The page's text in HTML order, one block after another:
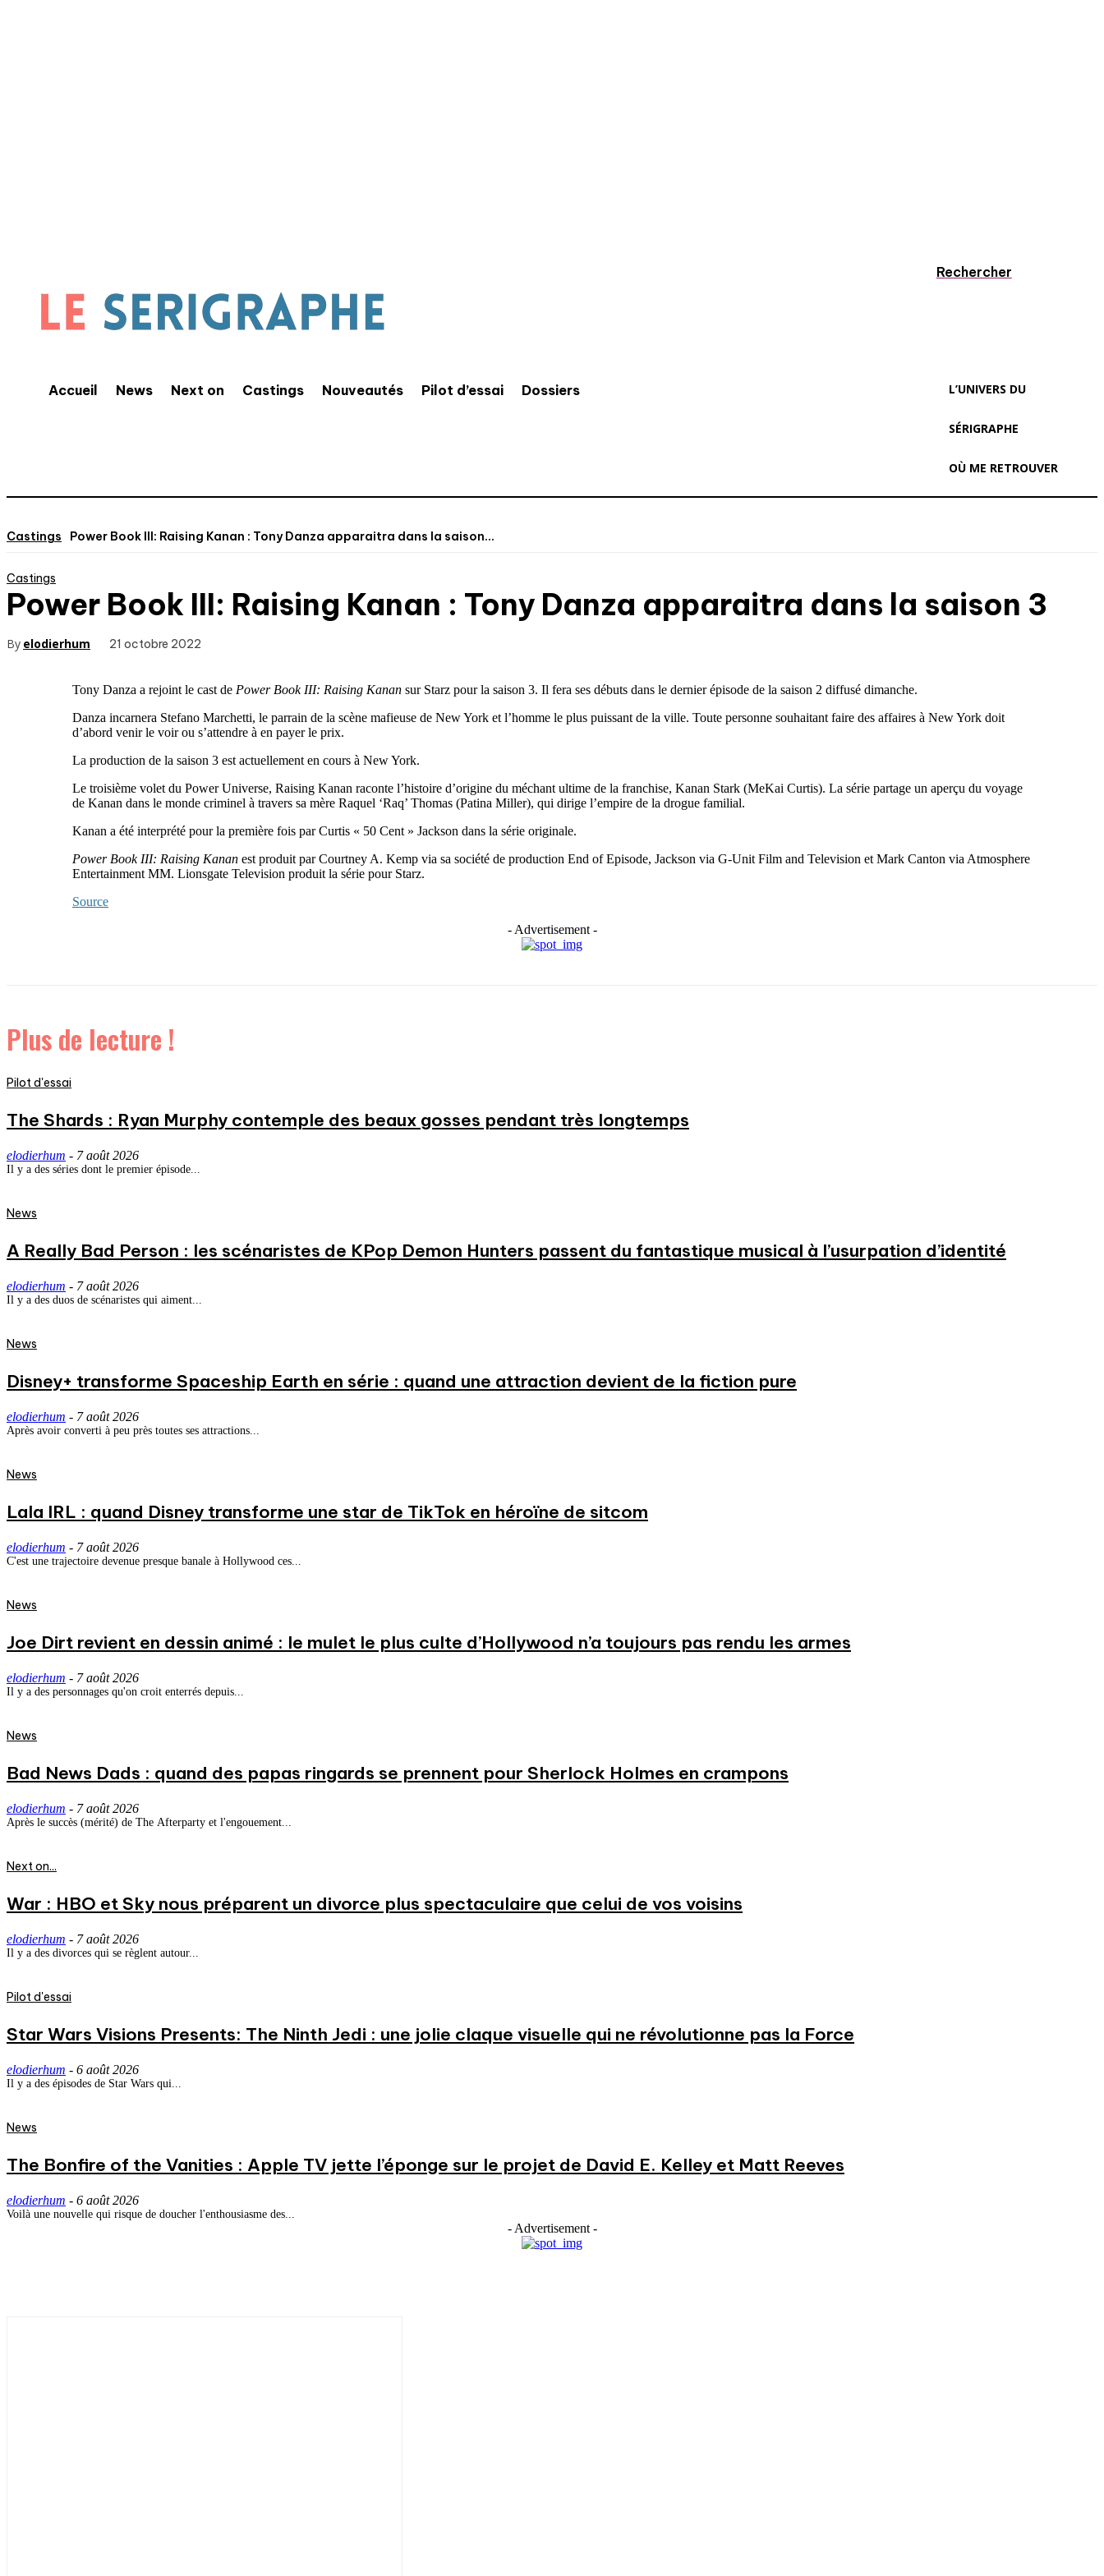
Accueil News Next on Castings Nouveautés Pilot d’essai Dossiers
Rechercher
L’UNIVERS DU
SÉRIGRAPHE
OÙ ME RETROUVER
Castings Power Book III: Raising Kanan : Tony Danza apparaitra dans la saison...
Castings
Power Book III: Raising Kanan : Tony Danza apparaitra dans la saison 3
By elodierhum 21 octobre 2022
Tony Danza a rejoint le cast de Power Book III: Raising Kanan sur Starz pour la saison 3. Il fera ses débuts dans le dernier épisode de la saison 2 diffusé dimanche.
Danza incarnera Stefano Marchetti, le parrain de la scène mafieuse de New York et l’homme le plus puissant de la ville. Toute personne souhaitant faire des affaires à New York doit
d’abord venir le voir ou s’attendre à en payer le prix.
La production de la saison 3 est actuellement en cours à New York.
Le troisième volet du Power Universe, Raising Kanan raconte l’histoire d’origine du méchant ultime de la franchise, Kanan Stark (MeKai Curtis). La série partage un aperçu du voyage
de Kanan dans le monde criminel à travers sa mère Raquel ‘Raq’ Thomas (Patina Miller), qui dirige l’empire de la drogue familial.
Kanan a été interprété pour la première fois par Curtis « 50 Cent » Jackson dans la série originale.
Power Book III: Raising Kanan est produit par Courtney A. Kemp via sa société de production End of Episode, Jackson via G-Unit Film and Television et Mark Canton via Atmosphere
Entertainment MM. Lionsgate Television produit la série pour Starz.
Source
- Advertisement -
Plus de lecture !
Pilot d'essai
The Shards : Ryan Murphy contemple des beaux gosses pendant très longtemps
elodierhum - 7 août 2026
Il y a des séries dont le premier épisode...
News
A Really Bad Person : les scénaristes de KPop Demon Hunters passent du fantastique musical à l’usurpation d’identité
elodierhum - 7 août 2026
Il y a des duos de scénaristes qui aiment...
News
Disney+ transforme Spaceship Earth en série : quand une attraction devient de la fiction pure
elodierhum - 7 août 2026
Après avoir converti à peu près toutes ses attractions...
News
Lala IRL : quand Disney transforme une star de TikTok en héroïne de sitcom
elodierhum - 7 août 2026
C'est une trajectoire devenue presque banale à Hollywood ces...
News
Joe Dirt revient en dessin animé : le mulet le plus culte d’Hollywood n’a toujours pas rendu les armes
elodierhum - 7 août 2026
Il y a des personnages qu'on croit enterrés depuis...
News
Bad News Dads : quand des papas ringards se prennent pour Sherlock Holmes en crampons
elodierhum - 7 août 2026
Après le succès (mérité) de The Afterparty et l'engouement...
Next on...
War : HBO et Sky nous préparent un divorce plus spectaculaire que celui de vos voisins
elodierhum - 7 août 2026
Il y a des divorces qui se règlent autour...
Pilot d'essai
Star Wars Visions Presents: The Ninth Jedi : une jolie claque visuelle qui ne révolutionne pas la Force
elodierhum - 6 août 2026
Il y a des épisodes de Star Wars qui...
News
The Bonfire of the Vanities : Apple TV jette l’éponge sur le projet de David E. Kelley et Matt Reeves
elodierhum - 6 août 2026
Voilà une nouvelle qui risque de doucher l'enthousiasme des...
- Advertisement -